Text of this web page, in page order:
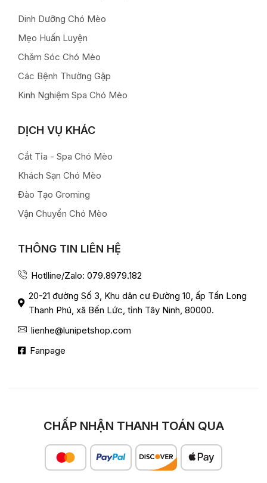
Dinh Dưỡng Chó Mèo
Mẹo Huấn Luyện
Chăm Sóc Chó Mèo
Các Bệnh Thường Gặp
Kinh Nghiệm Spa Chó Mèo
DỊCH VỤ KHÁC
Cắt Tỉa - Spa Chó Mèo
Khách Sạn Chó Mèo
Đào Tạo Groming
Vận Chuyển Chó Mèo
THÔNG TIN LIÊN HỆ
Hotlline/Zalo: 079.8979.182
20-21 đường Số 3, Khu dân cư Đường 10, ấp Tấn Long
Thanh Phú, xã Bến Lức, tỉnh Tây Ninh, 80000.
lienhe@lunipetshop.com
Fanpage
CHẤP NHẬN THANH TOÁN QUA